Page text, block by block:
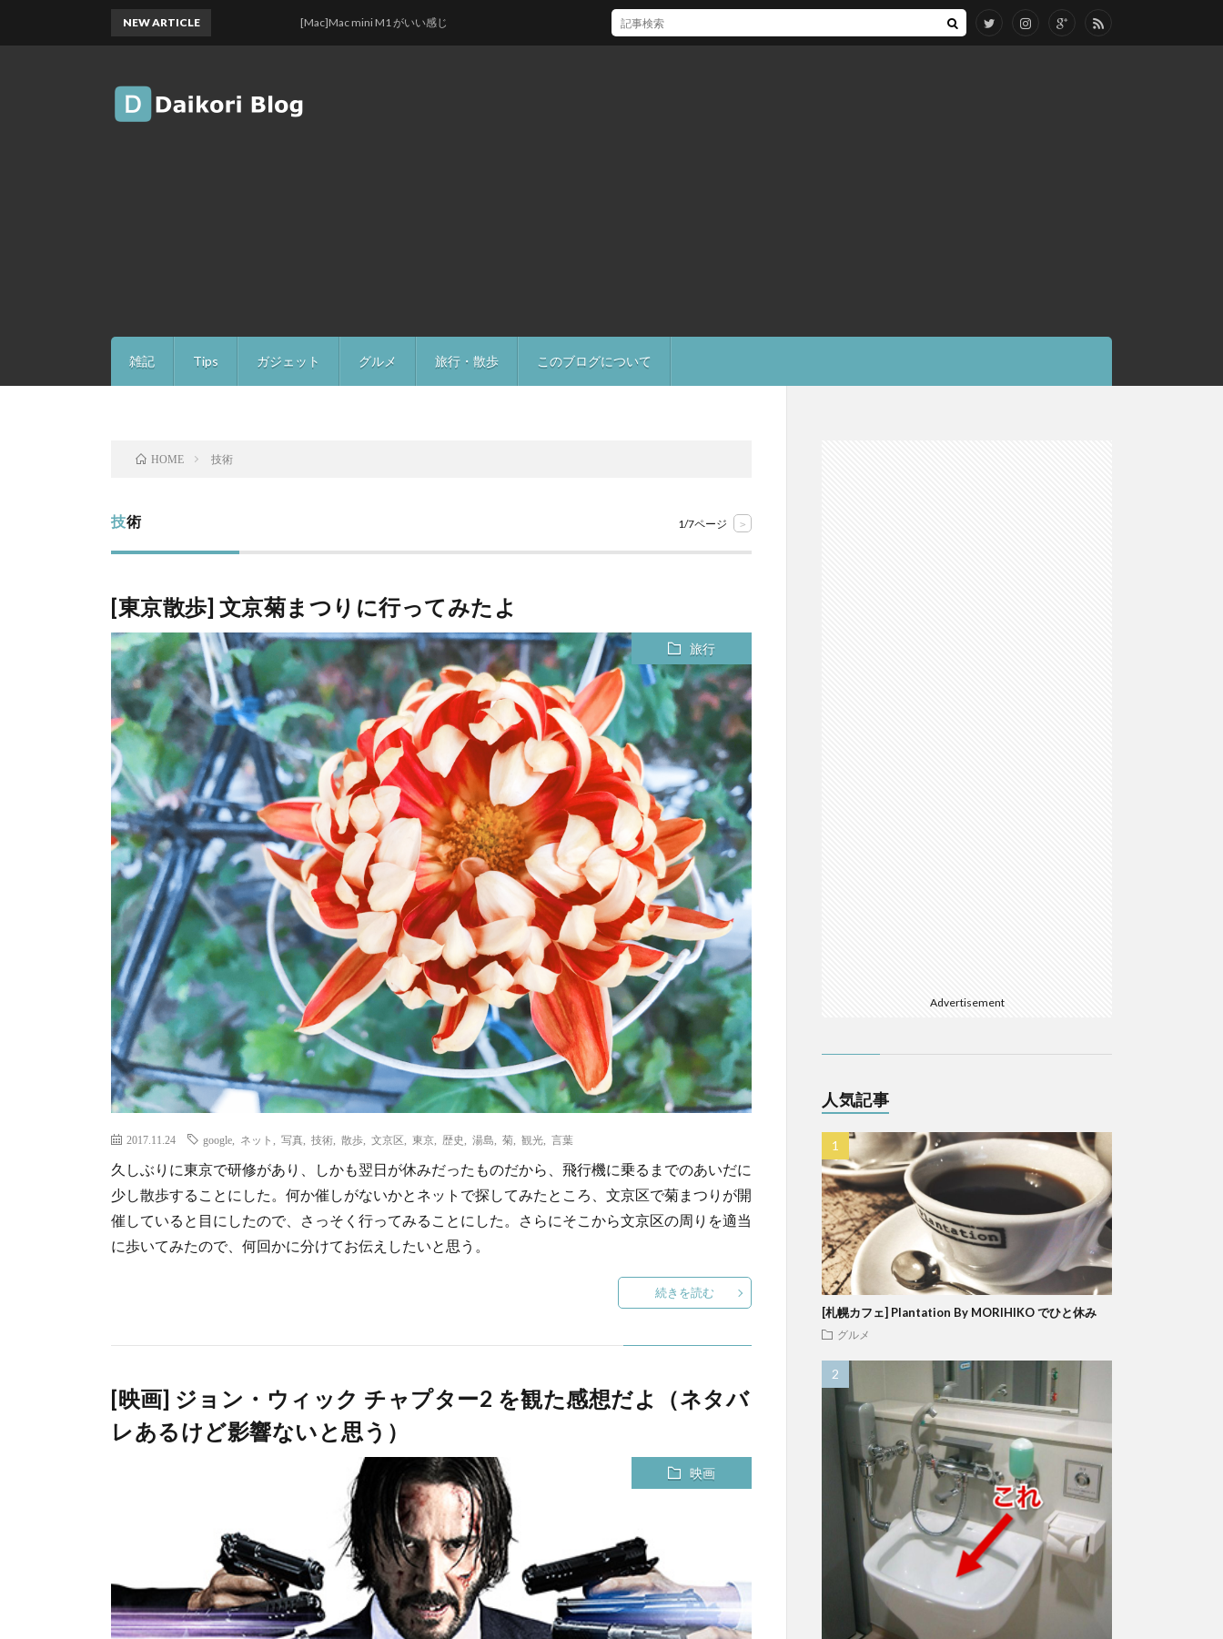
雑記 Tips ガジェット グルメ 旅行・散歩 このブログについて
NEW ARTICLE [Mac]Mac mini M1 がいい感じ
HOME 技術
技術 1/7ページ >
[東京散歩] 文京菊まつりに行ってみたよ
旅行
2017.11.24 google ネット 写真 技術 散歩 文京区 東京 歴史 湯島 菊 観光 言葉
久しぶりに東京で研修があり、しかも翌日が休みだったものだから、飛行機に乗るまでのあいだに
少し散歩することにした。何か催しがないかとネットで探してみたところ、文京区で菊まつりが開
催していると目にしたので、さっそく行ってみることにした。さらにそこから文京区の周りを適当
に歩いてみたので、何回かに分けてお伝えしたいと思う。
続きを読む
[映画] ジョン・ウィック チャプター2 を観た感想だよ（ネタバ
レあるけど影響ないと思う）
映画
Advertisement
人気記事
[札幌カフェ] Plantation By MORIHIKO でひと休み
グルメ